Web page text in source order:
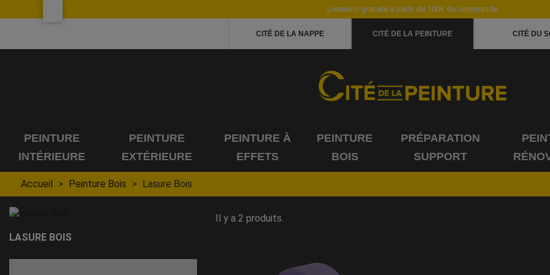
Livraison gratuite à partir de 100€ de commande
CITÉ DE LA NAPPE CITÉ DE LA PEINTURE CITÉ DU
PEINTURE
INTÉRIEURE
PEINTURE
EXTÉRIEURE
PEINTURE À
EFFETS
PEINTURE
BOIS
PRÉPARATION
SUPPORT
Accueil Peinture Bois Lasure Bois
LASURE BOIS
Il y a 2 produits.